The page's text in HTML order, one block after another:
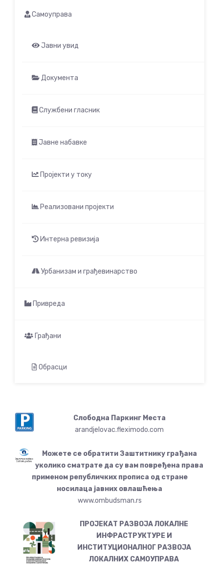
Самоуправа
Јавни увид
Документа
Службени гласник
Јавне набавке
Пројекти у току
Реализовани пројекти
Интерна ревизија
Урбанизам и грађевинарство
Привреда
Грађани
Обрасци
Слободна Паркинг Места
arandjelovac.fleximodo.com
Можете се обратити Заштитнику грађана
уколико сматрате да су вам повређена права
применом републичких прописа од стране
носилаца јавних овлашћења
www.ombudsman.rs
ПРОЈЕКАТ РАЗВОЈА ЛОКАЛНЕ
ИНФРАСТРУКТУРЕ И
ИНСТИТУЦИОНАЛНОГ РАЗВОЈА
ЛОКАЛНИХ САМОУПРАВА